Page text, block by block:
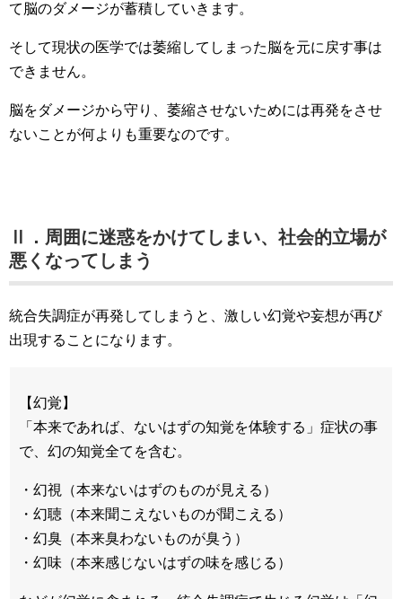
て脳のダメージが蓄積していきます。
そして現状の医学では萎縮してしまった脳を元に戻す事は
できません。
脳をダメージから守り、萎縮させないためには再発をさせ
ないことが何よりも重要なのです。
Ⅱ．周囲に迷惑をかけてしまい、社会的立場が
悪くなってしまう
統合失調症が再発してしまうと、激しい幻覚や妄想が再び
出現することになります。
【幻覚】
「本来であれば、ないはずの知覚を体験する」症状の事
で、幻の知覚全てを含む。
・幻視（本来ないはずのものが見える）
・幻聴（本来聞こえないものが聞こえる）
・幻臭（本来臭わないものが臭う）
・幻味（本来感じないはずの味を感じる）